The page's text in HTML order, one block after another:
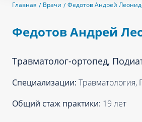
Главная Врачи Федотов Андрей
Федотов Андрей
Травматолог-ортопед,
Специализации: Травматология,
Общий стаж практики: 19 лет